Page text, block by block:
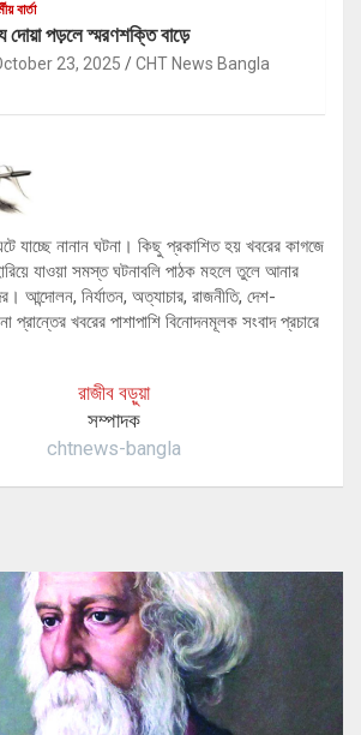
বার্তা
দোয়া পড়লে স্মরণশক্তি বাড়ে
23, 2025 CHT News Bangla
ঘটে যাচ্ছে নানান ঘটনা। কিছু প্রকাশিত হয় খবরের কাগজে
যাওয়া সমস্ত ঘটনাবলি পাঠক মহলে তুলে আনার
আন্দোলন, নির্যাতন, অত্যাচার, রাজনীতি, দেশ-
প্রান্তের খবরের পাশাপাশি বিনোদনমূলক সংবাদ প্রচারে
রাজীব বড়ুয়া
সম্পাদক
chtnews-bangla